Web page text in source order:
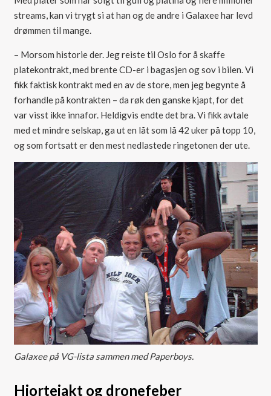
streams, kan vi trygt si at han og de andre i Galaxee har levd
drømmen til mange.
– Morsom historie der. Jeg reiste til Oslo for å skaffe
platekontrakt, med brente CD-er i bagasjen og sov i bilen. Vi
fikk faktisk kontrakt med en av de store, men jeg begynte å
forhandle på kontrakten – da røk den ganske kjapt, for det
var visst ikke innafor. Heldigvis endte det bra. Vi fikk avtale
med et mindre selskap, ga ut en låt som lå 42 uker på topp 10,
og som fortsatt er den mest nedlastede ringetonen der ute.
Galaxee på VG-lista sammen med Paperboys.
Hjortejakt og dronefeber